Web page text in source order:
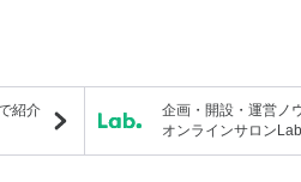
紹介
企画・開設・運営ノ
オンラインサロン